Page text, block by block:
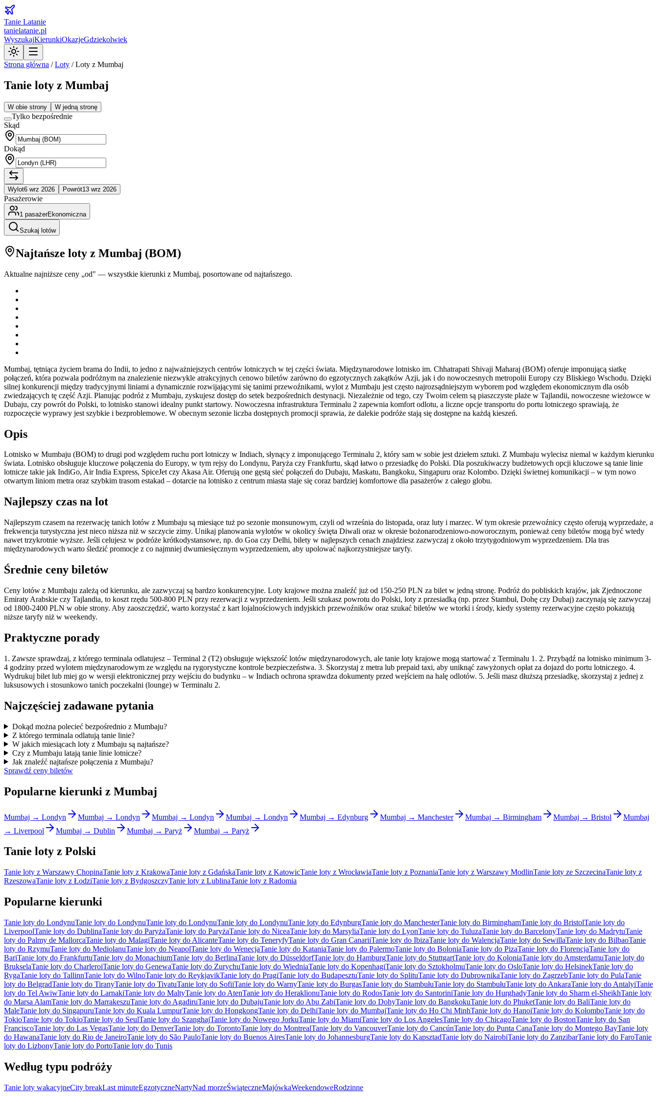
Tanie Latanie
tanielatanie.pl
WyszukajKierunkiOkazjeGdziekolwiek
Strona główna /Loty /Loty z Mumbaj
Tanie loty z Mumbaj
W obie strony W jedną stronę
Tylko bezpośrednie
Skąd
Dokąd
Wylot6 wrz 2026 Powrót13 wrz 2026
Pasażerowie
1 pasażerEkonomiczna
Szukaj lotów
Najtańsze loty z Mumbaj (BOM)
Aktualne najniższe ceny „od" — wszystkie kierunki z Mumbaj, posortowane od najtańszego.
Mumbaj, tętniąca życiem brama do Indii, to jedno z najważniejszych centrów lotniczych w tej części świata. Międzynarodowe lotnisko im. Chhatrapati Shivaji Maharaj (BOM) oferuje imponującą siatkę
połączeń, która pozwala podróżnym na znalezienie niezwykle atrakcyjnych cenowo biletów zarówno do egzotycznych zakątków Azji, jak i do nowoczesnych metropolii Europy czy Bliskiego Wschodu. Dzięki
silnej konkurencji między tradycyjnymi liniami a dynamicznie rozwijającymi się tanimi przewoźnikami, wylot z Mumbaju jest często najrozsądniejszym wyborem pod względem ekonomicznym dla osób
zwiedzających tę część Azji. Planując podróż z Mumbaju, zyskujesz dostęp do setek bezpośrednich destynacji. Niezależnie od tego, czy Twoim celem są piaszczyste plaże w Tajlandii, nowoczesne wieżowce w
Dubaju, czy powrót do Polski, to lotnisko stanowi idealny punkt startowy. Nowoczesna infrastruktura Terminalu 2 zapewnia komfort odlotu, a liczne opcje transportu do portu lotniczego sprawiają, że
rozpoczęcie wyprawy jest szybkie i bezproblemowe. W obecnym sezonie liczba dostępnych promocji sprawia, że dalekie podróże stają się dostępne na każdą kieszeń.
Opis
Lotnisko w Mumbaju (BOM) to drugi pod względem ruchu port lotniczy w Indiach, słynący z imponującego Terminalu 2, który sam w sobie jest dziełem sztuki. Z Mumbaju wylecisz niemal w każdym kierunku
świata. Lotnisko obsługuje kluczowe połączenia do Europy, w tym rejsy do Londynu, Paryża czy Frankfurtu, skąd łatwo o przesiadkę do Polski. Dla poszukiwaczy budżetowych opcji kluczowe są tanie linie
lotnicze takie jak IndiGo, Air India Express, SpiceJet czy Akasa Air. Oferują one gęstą sieć połączeń do Dubaju, Maskatu, Bangkoku, Singapuru oraz Kolombo. Dzięki świetnej komunikacji – w tym nowo
otwartym liniom metra oraz szybkim trasom estakad – dotarcie na lotnisko z centrum miasta staje się coraz bardziej komfortowe dla pasażerów z całego globu.
Najlepszy czas na lot
Najlepszym czasem na rezerwację tanich lotów z Mumbaju są miesiące tuż po sezonie monsunowym, czyli od września do listopada, oraz luty i marzec. W tym okresie przewoźnicy często oferują wyprzedaże, a
frekwencja turystyczna jest nieco niższa niż w szczycie zimy. Unikaj planowania wylotów w okolicy święta Diwali oraz w okresie bożonarodzeniowo-noworocznym, ponieważ ceny biletów mogą być wtedy
nawet trzykrotnie wyższe. Jeśli celujesz w podróże krótkodystansowe, np. do Goa czy Delhi, bilety w najlepszych cenach znajdziesz zazwyczaj z około trzytygodniowym wyprzedzeniem. Dla tras
międzynarodowych warto śledzić promocje z co najmniej dwumiesięcznym wyprzedzeniem, aby upolować najkorzystniejsze taryfy.
Średnie ceny biletów
Ceny lotów z Mumbaju zależą od kierunku, ale zazwyczaj są bardzo konkurencyjne. Loty krajowe można znaleźć już od 150-250 PLN za bilet w jedną stronę. Podróż do pobliskich krajów, jak Zjednoczone
Emiraty Arabskie czy Tajlandia, to koszt rzędu 500-800 PLN przy rezerwacji z wyprzedzeniem. Jeśli szukasz powrotu do Polski, loty z przesiadką (np. przez Stambuł, Dohę czy Dubaj) zaczynają się zazwyczaj
od 1800-2400 PLN w obie strony. Aby zaoszczędzić, warto korzystać z kart lojalnościowych indyjskich przewoźników oraz szukać biletów we wtorki i środy, kiedy systemy rezerwacyjne często pokazują
niższe taryfy niż w weekendy.
Praktyczne porady
1. Zawsze sprawdzaj, z którego terminala odlatujesz – Terminal 2 (T2) obsługuje większość lotów międzynarodowych, ale tanie loty krajowe mogą startować z Terminalu 1. 2. Przybądź na lotnisko minimum 3-
4 godziny przed wylotem międzynarodowym ze względu na rygorystyczne kontrole bezpieczeństwa. 3. Skorzystaj z metra lub prepaid taxi, aby uniknąć zawyżonych opłat za dojazd do portu lotniczego. 4.
Wydrukuj bilet lub miej go w wersji elektronicznej przy wejściu do budynku – w Indiach ochrona sprawdza dokumenty przed wejściem na halę odlotów. 5. Jeśli masz dłuższą przesiadkę, skorzystaj z jednej z
luksusowych i stosunkowo tanich poczekalni (lounge) w Terminalu 2.
Najczęściej zadawane pytania
Dokąd można polecieć bezpośrednio z Mumbaju?
Z którego terminala odlatują tanie linie?
W jakich miesiącach loty z Mumbaju są najtańsze?
Czy z Mumbaju latają tanie linie lotnicze?
Jak znaleźć najtańsze połączenia z Mumbaju?
Sprawdź ceny biletów
Popularne kierunki z Mumbaj
Mumbaj → Londyn Mumbaj → Londyn Mumbaj → Londyn Mumbaj → Londyn Mumbaj → Edynburg Mumbaj → Manchester Mumbaj → Birmingham Mumbaj → Bristol
Mumbaj
→ Liverpool
Mumbaj → Dublin Mumbaj → Paryż Mumbaj → Paryż
Tanie loty z Polski
Tanie loty z Warszawy ChopinaTanie loty z KrakowaTanie loty z GdańskaTanie loty z KatowicTanie loty z WrocławiaTanie loty z PoznaniaTanie loty z Warszawy ModlinTanie loty ze SzczecinaTanie loty z
RzeszowaTanie loty z ŁodziTanie loty z BydgoszczyTanie loty z LublinaTanie loty z Radomia
Popularne kierunki
Tanie loty do LondynuTanie loty do LondynuTanie loty do LondynuTanie loty do LondynuTanie loty do EdynburgTanie loty do ManchesterTanie loty do BirminghamTanie loty do BristolTanie loty do
LiverpoolTanie loty do DublinaTanie loty do ParyżaTanie loty do ParyżaTanie loty do NiceaTanie loty do MarsyliaTanie loty do LyonTanie loty do TuluzaTanie loty do BarcelonyTanie loty do MadrytuTanie
loty do Palmy de MallorcaTanie loty do MalagiTanie loty do AlicanteTanie loty do TeneryfyTanie loty do Gran CanariiTanie loty do IbizaTanie loty do WalencjaTanie loty do SewillaTanie loty do BilbaoTanie
loty do RzymuTanie loty do MediolanuTanie loty do NeapolTanie loty do WenecjaTanie loty do KataniaTanie loty do PalermoTanie loty do BoloniaTanie loty do PizaTanie loty do FlorencjaTanie loty do
BariTanie loty do FrankfurtuTanie loty do MonachiumTanie loty do BerlinaTanie loty do DüsseldorfTanie loty do HamburgTanie loty do StuttgartTanie loty do KoloniaTanie loty do AmsterdamuTanie loty do
BrukselaTanie loty do CharleroiTanie loty do GenewaTanie loty do ZurychuTanie loty do WiedniaTanie loty do KopenhagiTanie loty do SztokholmuTanie loty do OsloTanie loty do HelsinekTanie loty do
RygaTanie loty do TallinnTanie loty do WilnoTanie loty do ReykjavikTanie loty do PragiTanie loty do BudapesztuTanie loty do SplituTanie loty do DubrownikaTanie loty do ZagrzebTanie loty do PulaTanie
loty do BelgradTanie loty do TiranyTanie loty do TivatuTanie loty do SofiiTanie loty do WarnyTanie loty do BurgasTanie loty do StambułuTanie loty do StambułuTanie loty do AnkaraTanie loty do AntalyiTanie
loty do Tel AwiwTanie loty do LarnakiTanie loty do MaltyTanie loty do AtenTanie loty do HeraklionuTanie loty do RodosTanie loty do SantoriniTanie loty do HurghadyTanie loty do Sharm el-SheikhTanie loty
do Marsa AlamTanie loty do MarrakeszuTanie loty do AgadiruTanie loty do DubajuTanie loty do Abu ZabiTanie loty do DohyTanie loty do BangkokuTanie loty do PhuketTanie loty do BaliTanie loty do
MaleTanie loty do SingapuruTanie loty do Kuala LumpurTanie loty do HongkongTanie loty do DelhiTanie loty do MumbajTanie loty do Ho Chi MinhTanie loty do HanoiTanie loty do KolomboTanie loty do
TokioTanie loty do TokioTanie loty do SeulTanie loty do SzanghajTanie loty do Nowego JorkuTanie loty do MiamiTanie loty do Los AngelesTanie loty do ChicagoTanie loty do BostonTanie loty do San
FranciscoTanie loty do Las VegasTanie loty do DenverTanie loty do TorontoTanie loty do MontrealTanie loty do VancouverTanie loty do CancúnTanie loty do Punta CanaTanie loty do Montego BayTanie loty
do HawanaTanie loty do Rio de JaneiroTanie loty do São PauloTanie loty do Buenos AiresTanie loty do JohannesburgTanie loty do KapsztadTanie loty do NairobiTanie loty do ZanzibarTanie loty do FaroTanie
loty do LizbonyTanie loty do PortoTanie loty do Tunis
Według typu podróży
Tanie loty wakacyjneCity breakLast minuteEgzotyczneNartyNad morzeŚwiąteczneMajówkaWeekendoweRodzinne